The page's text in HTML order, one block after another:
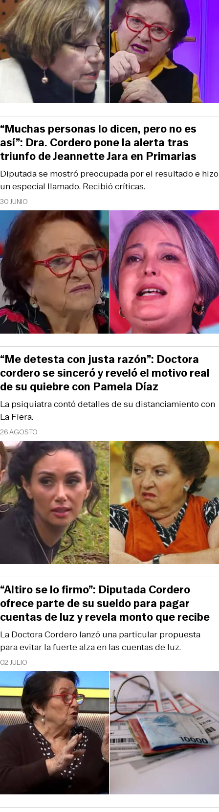
30 JUNIO
Diputada se mostró preocupada por el resultado e hizo
un especial llamado. Recibió críticas.
“Muchas personas lo dicen, pero no es
así”: Dra. Cordero pone la alerta tras
triunfo de Jeannette Jara en Primarias
26 AGOSTO
La psiquiatra contó detalles de su distanciamiento con
La Fiera.
“Me detesta con justa razón”: Doctora
cordero se sinceró y reveló el motivo real
de su quiebre con Pamela Díaz
02 JULIO
La Doctora Cordero lanzó una particular propuesta
para evitar la fuerte alza en las cuentas de luz.
“Altiro se lo firmo”: Diputada Cordero
ofrece parte de su sueldo para pagar
cuentas de luz y revela monto que recibe